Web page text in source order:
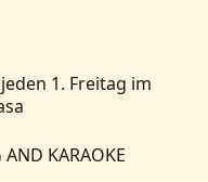
1. Freitag im
KARAOKE